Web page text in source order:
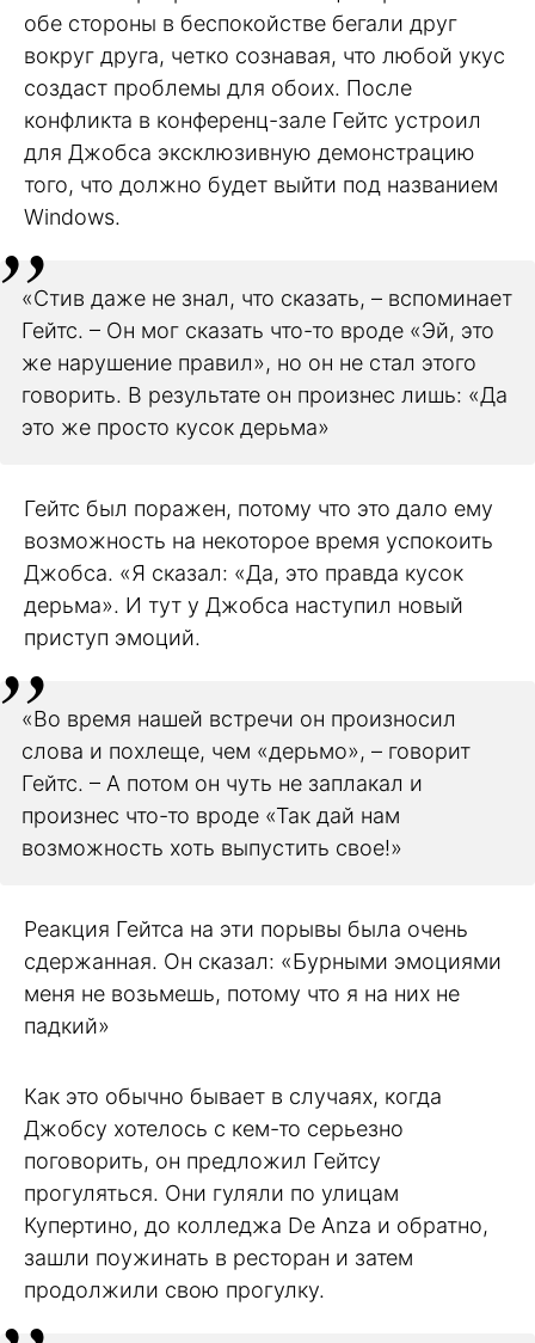
обе стороны в беспокойстве бегали друг
вокруг друга, четко сознавая, что любой укус
создаст проблемы для обоих. После
конфликта в конференц-зале Гейтс устроил
для Джобса эксклюзивную демонстрацию
того, что должно будет выйти под названием
Windows.
«Стив даже не знал, что сказать, – вспоминает
Гейтс. – Он мог сказать что-то вроде «Эй, это
же нарушение правил», но он не стал этого
говорить. В результате он произнес лишь: «Да
это же просто кусок дерьма»
Гейтс был поражен, потому что это дало ему
возможность на некоторое время успокоить
Джобса. «Я сказал: «Да, это правда кусок
дерьма». И тут у Джобса наступил новый
приступ эмоций.
«Во время нашей встречи он произносил
слова и похлеще, чем «дерьмо», – говорит
Гейтс. – А потом он чуть не заплакал и
произнес что-то вроде «Так дай нам
возможность хоть выпустить свое!»
Реакция Гейтса на эти порывы была очень
сдержанная. Он сказал: «Бурными эмоциями
меня не возьмешь, потому что я на них не
падкий»
Как это обычно бывает в случаях, когда
Джобсу хотелось с кем-то серьезно
поговорить, он предложил Гейтсу
прогуляться. Они гуляли по улицам
Купертино, до колледжа De Anza и обратно,
зашли поужинать в ресторан и затем
продолжили свою прогулку.